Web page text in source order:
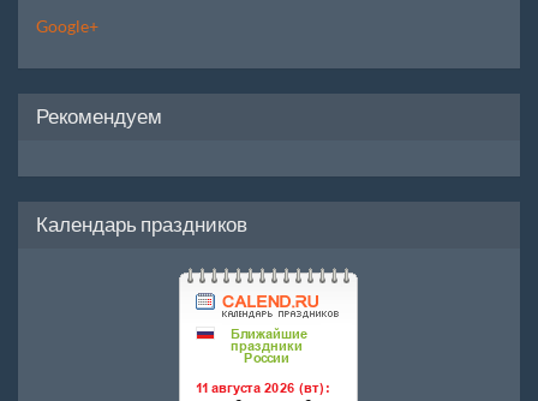
Google+
Рекомендуем
Календарь праздников